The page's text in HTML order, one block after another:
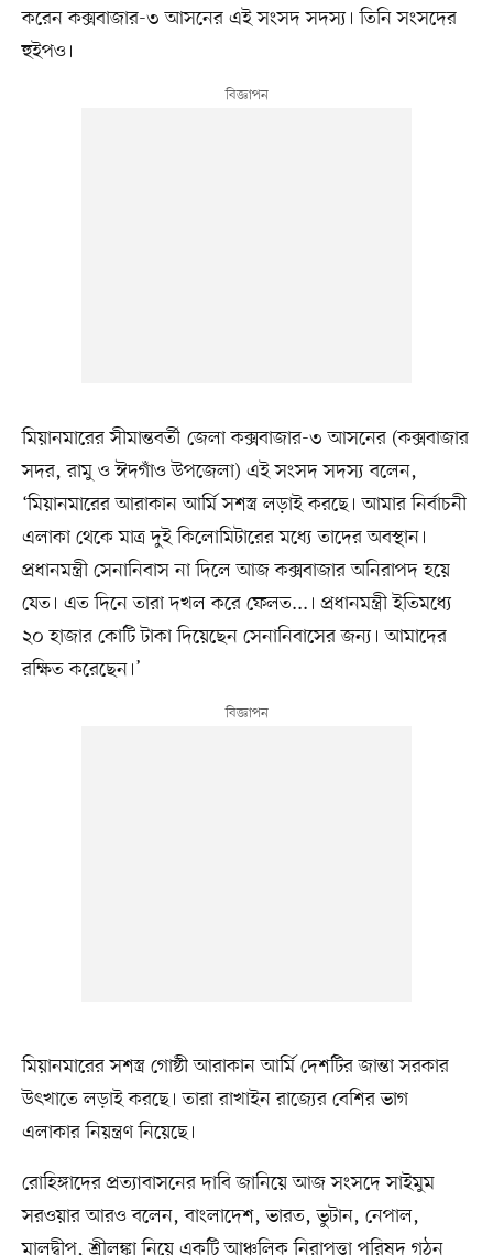
করেন কক্সবাজার-৩ আসনের এই সংসদ সদস্য। তিনি সংসদের
হুইপও।
মিয়ানমারের সীমান্তবর্তী জেলা কক্সবাজার-৩ আসনের (কক্সবাজার
সদর, রামু ও ঈদগাঁও উপজেলা) এই সংসদ সদস্য বলেন,
‘মিয়ানমারের আরাকান আর্মি সশস্ত্র লড়াই করছে। আমার নির্বাচনী
এলাকা থেকে মাত্র দুই কিলোমিটারের মধ্যে তাদের অবস্থান।
প্রধানমন্ত্রী সেনানিবাস না দিলে আজ কক্সবাজার অনিরাপদ হয়ে
যেত। এত দিনে তারা দখল করে ফেলত...। প্রধানমন্ত্রী ইতিমধ্যে
২০ হাজার কোটি টাকা দিয়েছেন সেনানিবাসের জন্য। আমাদের
রক্ষিত করেছেন।’
মিয়ানমারের সশস্ত্র গোষ্ঠী আরাকান আর্মি দেশটির জান্তা সরকার
উৎখাতে লড়াই করছে। তারা রাখাইন রাজ্যের বেশির ভাগ
এলাকার নিয়ন্ত্রণ নিয়েছে।
রোহিঙ্গাদের প্রত্যাবাসনের দাবি জানিয়ে আজ সংসদে সাইমুম
সরওয়ার আরও বলেন, বাংলাদেশ, ভারত, ভুটান, নেপাল,